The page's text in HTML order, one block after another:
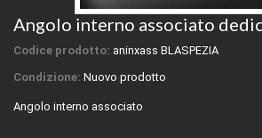
Angolo interno associato
Codice prodotto: aninxass BLASPEZIA
Condizione: Nuovo prodotto
Angolo interno associato